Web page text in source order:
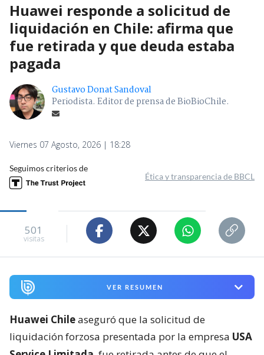
Huawei responde a solicitud de
liquidación en Chile: afirma que
fue retirada y que deuda estaba
pagada
Gustavo Donat Sandoval
Periodista. Editor de prensa de BioBioChile.
Viernes 07 Agosto, 2026 | 18:28
Seguimos criterios de
Ética y transparencia de BBCL
501
visitas
VER RESUMEN
Huawei Chileaseguró que la solicitud de
liquidación forzosa presentada por la empresa USA